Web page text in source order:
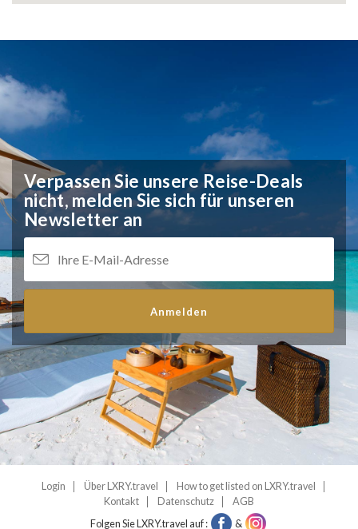
Verpassen Sie unsere Reise-Deals
nicht, melden Sie sich für unseren
Newsletter an
Anmelden
Login Über LXRY.travel
How to get listed on LXRY.travel
Kontakt
Datenschutz
AGB
Folgen Sie LXRY.travel auf :
&